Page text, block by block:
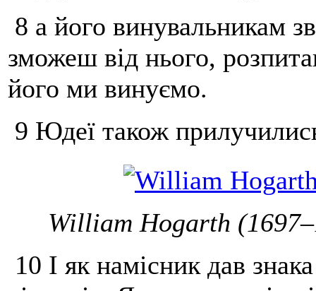
8 а його винувальникам
зможеш від нього,
його ми винуємо.
9 Юдеї також
William Hogarth
10 І як намісник дав